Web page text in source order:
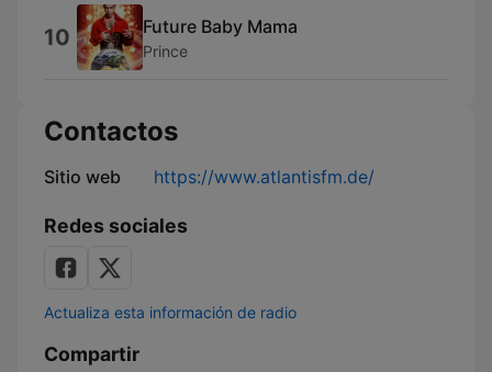
10 Future Baby Mama
Prince
Contactos
Sitio web https://www.atlantisfm.de/
Redes sociales
Actualiza esta información de radio
Compartir